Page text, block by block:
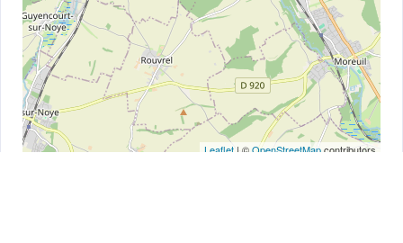
Leaflet | ©OpenStreetMapcontributors